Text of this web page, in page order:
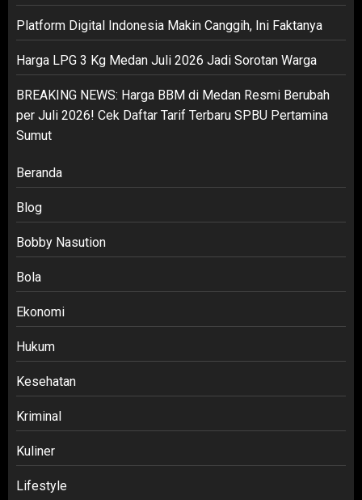
Platform Digital Indonesia Makin Canggih, Ini Faktanya
Harga LPG 3 Kg Medan Juli 2026 Jadi Sorotan Warga
BREAKING NEWS: Harga BBM di Medan Resmi Berubah
per Juli 2026! Cek Daftar Tarif Terbaru SPBU Pertamina
Sumut
Beranda
Blog
Bobby Nasution
Bola
Ekonomi
Hukum
Kesehatan
Kriminal
Kuliner
Lifestyle